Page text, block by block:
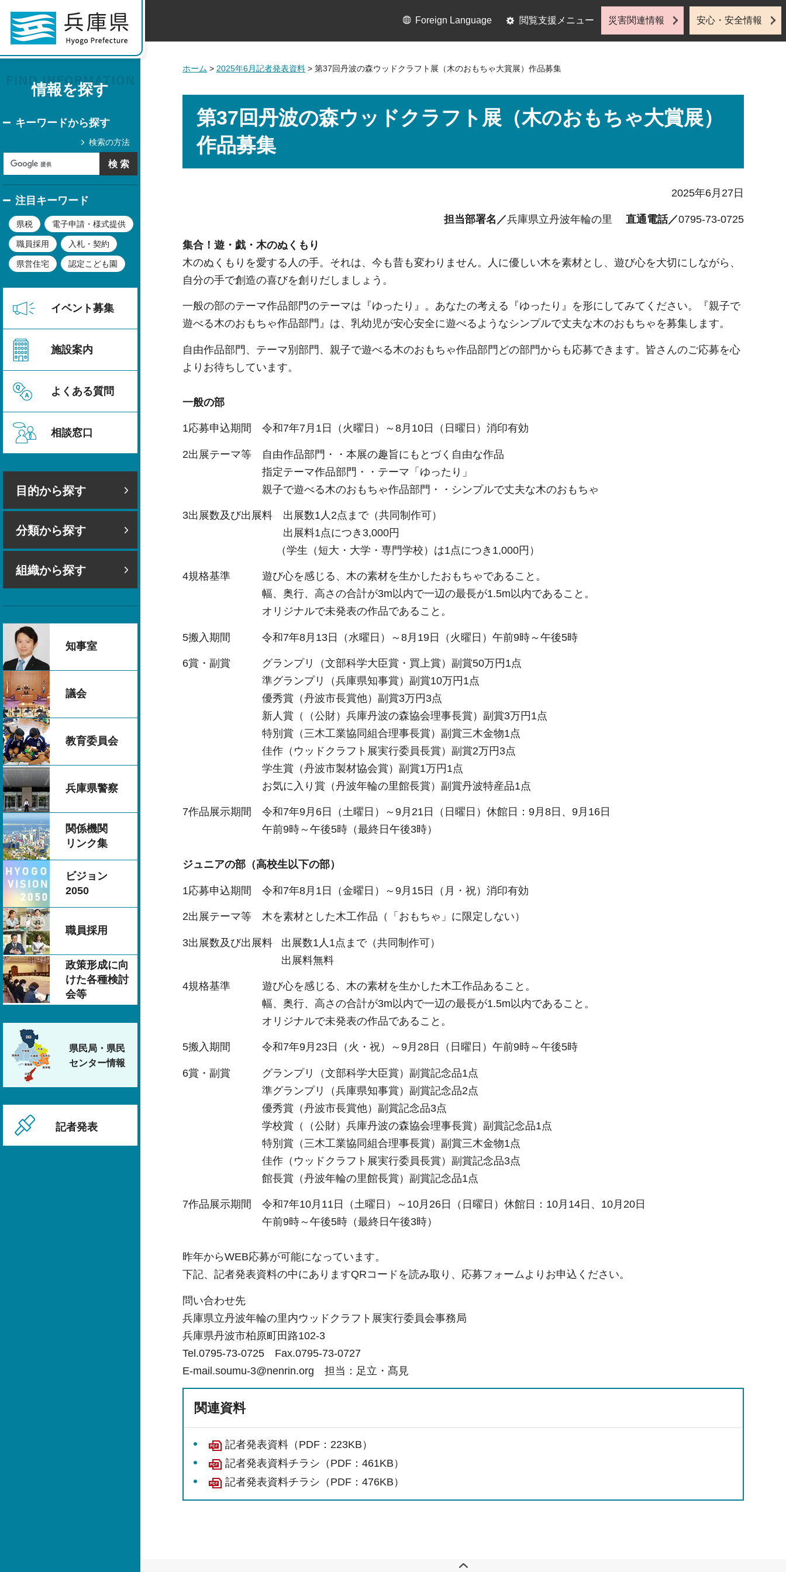
情報を探す
キーワードから探す
検索の方法
注目キーワード
県税 電子申請・様式提供
職員採用 入札・契約
県営住宅 認定こども園
イベント募集
施設案内
よくある質問
相談窓口
目的から探す
分類から探す
組織から探す
知事室
議会
教育委員会
兵庫県警察
関係機関
リンク集
ビジョン
2050
職員採用
政策形成に向
けた各種検討
会等
県民局・県民
センター情報
記者発表
Foreign Language 閲覧支援メニュー 災害関連情報 安心・安全情報
ホーム > 2025年6月記者発表資料 > 第37回丹波の森ウッドクラフト展（木のおもちゃ大賞展）作品募集
第37回丹波の森ウッドクラフト展（木のおもちゃ大賞展）
作品募集
2025年6月27日
担当部署名／兵庫県立丹波年輪の里 直通電話／0795-73-0725
集合！遊・戯・木のぬくもり
木のぬくもりを愛する人の手。それは、今も昔も変わりません。人に優しい木を素材とし、遊び心を大切にしながら、
自分の手で創造の喜びを創りだしましょう。
一般の部のテーマ作品部門のテーマは『ゆったり』。あなたの考える『ゆったり』を形にしてみてください。『親子で
遊べる木のおもちゃ作品部門』は、乳幼児が安心安全に遊べるようなシンプルで丈夫な木のおもちゃを募集します。
自由作品部門、テーマ別部門、親子で遊べる木のおもちゃ作品部門どの部門からも応募できます。皆さんのご応募を心
よりお待ちしています。
一般の部
1応募申込期間 令和7年7月1日（火曜日）～8月10日（日曜日）消印有効
2出展テーマ等 自由作品部門・・本展の趣旨にもとづく自由な作品
指定テーマ作品部門・・テーマ「ゆったり」
親子で遊べる木のおもちゃ作品部門・・シンプルで丈夫な木のおもちゃ
3出展数及び出展料 出展数1人2点まで（共同制作可）
出展料1点につき3,000円
（学生（短大・大学・専門学校）は1点につき1,000円）
4規格基準 遊び心を感じる、木の素材を生かしたおもちゃであること。
幅、奥行、高さの合計が3m以内で一辺の最長が1.5m以内であること。
オリジナルで未発表の作品であること。
5搬入期間 令和7年8月13日（水曜日）～8月19日（火曜日）午前9時～午後5時
6賞・副賞 グランプリ（文部科学大臣賞・買上賞）副賞50万円1点
準グランプリ（兵庫県知事賞）副賞10万円1点
優秀賞（丹波市長賞他）副賞3万円3点
新人賞（（公財）兵庫丹波の森協会理事長賞）副賞3万円1点
特別賞（三木工業協同組合理事長賞）副賞三木金物1点
佳作（ウッドクラフト展実行委員長賞）副賞2万円3点
学生賞（丹波市製材協会賞）副賞1万円1点
お気に入り賞（丹波年輪の里館長賞）副賞丹波特産品1点
7作品展示期間 令和7年9月6日（土曜日）～9月21日（日曜日）休館日：9月8日、9月16日
午前9時～午後5時（最終日午後3時）
ジュニアの部（高校生以下の部）
1応募申込期間 令和7年8月1日（金曜日）～9月15日（月・祝）消印有効
2出展テーマ等 木を素材とした木工作品（「おもちゃ」に限定しない）
3出展数及び出展料 出展数1人1点まで（共同制作可）
出展料無料
4規格基準 遊び心を感じる、木の素材を生かした木工作品あること。
幅、奥行、高さの合計が3m以内で一辺の最長が1.5m以内であること。
オリジナルで未発表の作品であること。
5搬入期間 令和7年9月23日（火・祝）～9月28日（日曜日）午前9時～午後5時
6賞・副賞 グランプリ（文部科学大臣賞）副賞記念品1点
準グランプリ（兵庫県知事賞）副賞記念品2点
優秀賞（丹波市長賞他）副賞記念品3点
学校賞（（公財）兵庫丹波の森協会理事長賞）副賞記念品1点
特別賞（三木工業協同組合理事長賞）副賞三木金物1点
佳作（ウッドクラフト展実行委員長賞）副賞記念品3点
館長賞（丹波年輪の里館長賞）副賞記念品1点
7作品展示期間 令和7年10月11日（土曜日）～10月26日（日曜日）休館日：10月14日、10月20日
午前9時～午後5時（最終日午後3時）
昨年からWEB応募が可能になっています。
下記、記者発表資料の中にありますQRコードを読み取り、応募フォームよりお申込ください。
問い合わせ先
兵庫県立丹波年輪の里内ウッドクラフト展実行委員会事務局
兵庫県丹波市柏原町田路102-3
Tel.0795-73-0725 Fax.0795-73-0727
E-mail.soumu-3@nenrin.org 担当：足立・髙見
関連資料
記者発表資料（PDF：223KB）
記者発表資料チラシ（PDF：461KB）
記者発表資料チラシ（PDF：476KB）